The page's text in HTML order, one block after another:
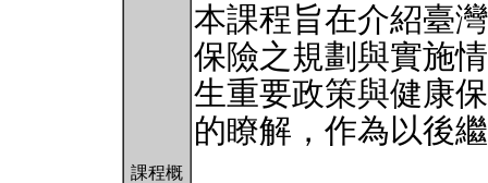
課程概
本課程旨在介紹臺
保險之規劃與實施
生重要政策與健康
的瞭解，作為以後